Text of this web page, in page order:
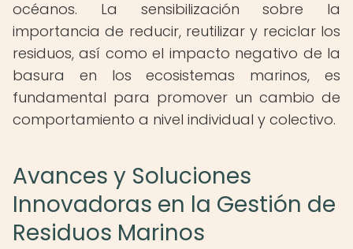
océanos. La sensibilización sobre la
importancia de reducir, reutilizar y reciclar los
residuos, así como el impacto negativo de la
basura en los ecosistemas marinos, es
fundamental para promover un cambio de
comportamiento a nivel individual y colectivo.
Avances y Soluciones
Innovadoras en la Gestión de
Residuos Marinos